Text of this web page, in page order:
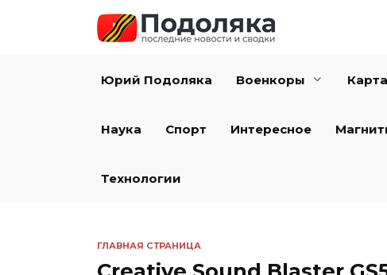
Юрий Подоляка Военкоры Карта
Наука Спорт Интересное
Технологии
ГЛАВНАЯ СТРАНИЦА